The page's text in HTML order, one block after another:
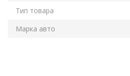
Тип товара
Марка авто